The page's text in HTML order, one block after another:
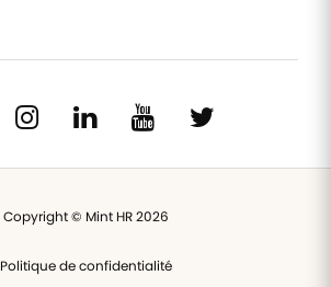
Copyright © Mint HR 2026
Politique de confidentialité